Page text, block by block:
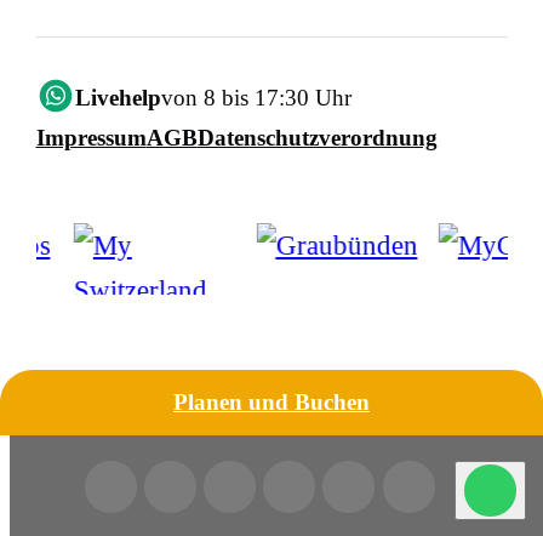
Livehelpvon 8 bis 17:30 Uhr
ImpressumAGBDatenschutzverordnung
Planen und Buchen